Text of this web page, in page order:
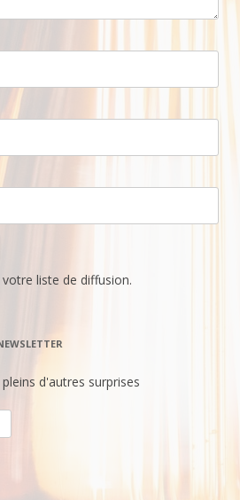
liste de diffusion.
d'autres surprises